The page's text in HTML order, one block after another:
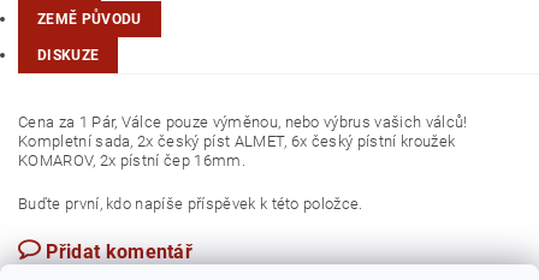
ZEMĚ PŮVODU
DISKUZE
Cena za 1 Pár, Válce pouze výměnou, nebo výbrus vašich válců!
Kompletní sada, 2x český píst ALMET, 6x český pístní kroužek
KOMAROV, 2x pístní čep 16mm.
Buďte první, kdo napíše příspěvek k této položce.
Přidat komentář